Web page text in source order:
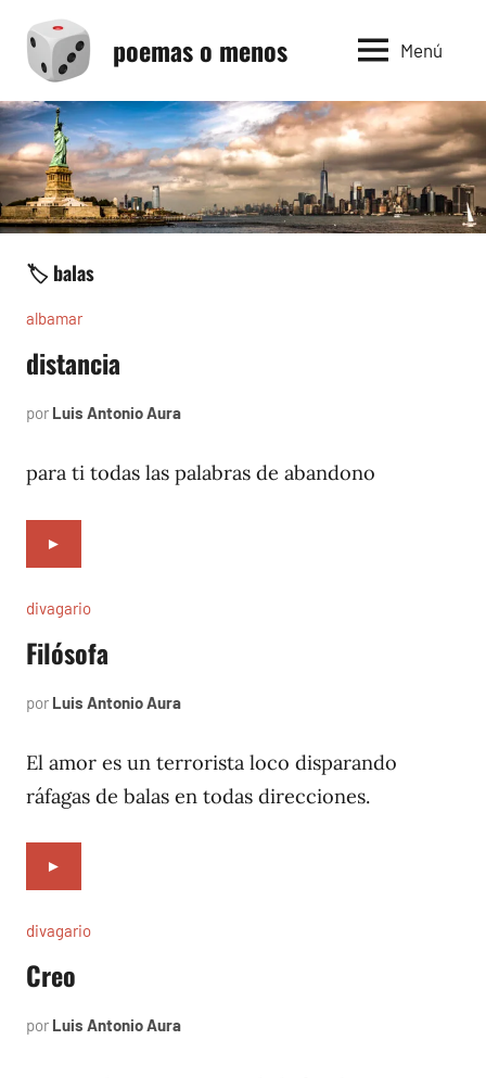
contenido
poemas o menos Menú
🏷️ balas
albamar
distancia
por Luis Antonio Aura
1996
para ti todas las palabras de abandono
►
divagario
Filósofa
por Luis Antonio Aura
1996
El amor es un terrorista loco disparando
ráfagas de balas en todas direcciones.
►
divagario
Creo
por Luis Antonio Aura